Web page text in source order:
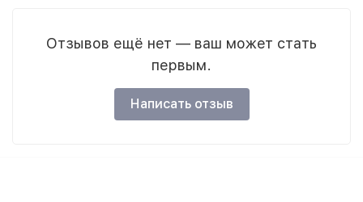
Отзывов ещё нет — ваш может стать
первым.
Написать отзыв